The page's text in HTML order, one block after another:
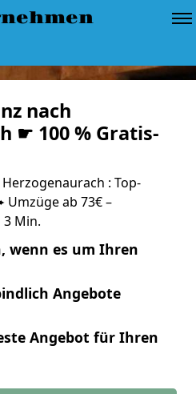
nach
☛ 100 % Gratis-
: Top-
ab 73€ –
Min.
wenn es um Ihren
Angebote
Angebot für Ihren